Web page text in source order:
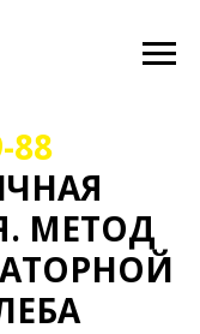
88
МЕТОД